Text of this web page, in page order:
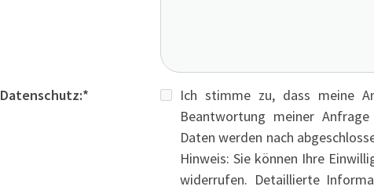
Datenschutz:*
Ich stimme zu, dass meine
Beantwortung meiner
Daten werden nach
Hinweis: Sie können Ihre
widerrufen. Detaillierte